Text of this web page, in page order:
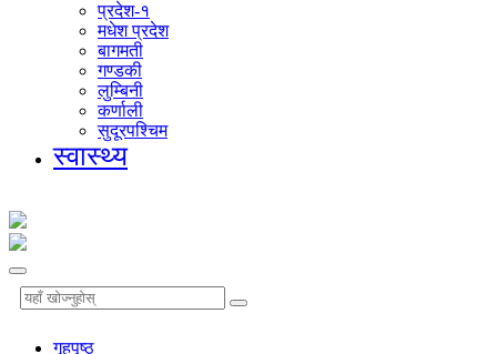
प्रदेश-१
मधेश प्रदेश
बागमती
गण्डकी
लुम्बिनी
कर्णाली
सुदूरपश्चिम
स्वास्थ्य
गृहपृष्‍ठ